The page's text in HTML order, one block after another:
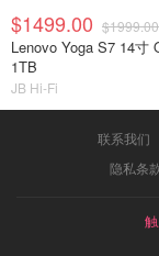
$1499.00 $1999.00
Lenovo Yoga S7 14寸
1TB
JB Hi-Fi
联系我们
隐私条